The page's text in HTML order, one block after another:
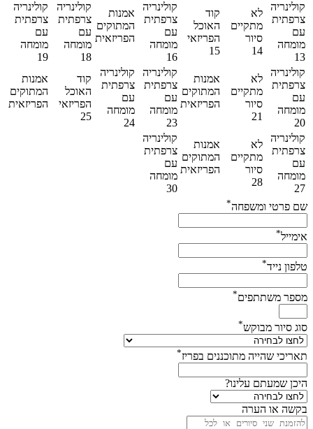
קולינריה
צרפתית
עם
מומחה
13
לא
מתקיים
סיור
14
קוד
האוכל
הפריזאי
15
קולינריה
צרפתית
עם
מומחה
16
אמנות
המתוקים
הפריזאית
קולינריה
צרפתית
עם
מומחה
18
קולינריה
צרפתית
עם
מומחה
19
קולינריה
צרפתית
עם
מומחה
20
לא
מתקיים
סיור
21
אמנות
המתוקים
הפריזאית
קולינריה
צרפתית
עם
מומחה
23
קולינריה
צרפתית
עם
מומחה
24
קוד
האוכל
הפריזאי
25
אמנות
המתוקים
הפריזאית
קולינריה
צרפתית
עם
מומחה
27
לא
מתקיים
סיור
28
אמנות
המתוקים
הפריזאית
קולינריה
צרפתית
עם
מומחה
30
שם פרטי ומשפחה*
אימייל*
טלפון נייד*
מספר משתתפים*
סוג סיור מבוקש*
תאריכי שהייה מתוכננים בפריז*
היכן שמעתם עלינו?
בקשה או הערה